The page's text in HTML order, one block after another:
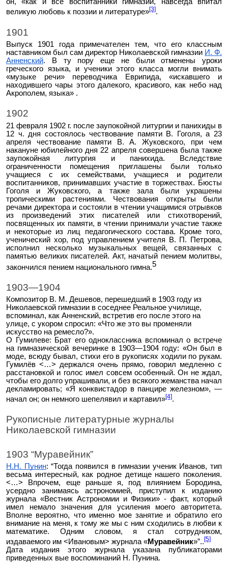
он, «как и все воспитанники гимназии, навсегда впитал
великую любовь к поэзии и литературе»[3].
1901
Выпуск 1901 года примечателен тем, что его классным
наставником был сам директор Николаевской гимназии И. Ф.
Анненский. В ту пору еще не были отменены уроки
греческого языка, и ученики этого класса могли внимать
«музыке речи» переводчика Еврипида, «искавшего и
находившего чары этого далекого, красивого, как небо над
Акрополем, языка» .
1902
21 февраля 1902 г. после заупокойной литургии и панихиды в
12 ч. дня состоялось чествование памяти В. Гоголя, а 23
апреля чествование памяти В. А. Жуковского, при чем
накануне юбилейного дня 22 апреля совершена была также
заупокойная литургия и панихида. Вследствие
ограниченности помещения приглашены были только
учащиеся с их семействами, учащиеся и родители
воспитанников, принимавших участие в торжествах. Бюсты
Гоголя и Жуковского, а также зала были украшены
тропическими растениями. Чествования открыты были
речами директора и состояли в чтении учащимися отрывков
из произведений этих писателей или стихотворений,
посвященных их памяти, в чтении принимали участие также
и некоторые из лиц педагогического состава. Кроме того,
ученический хор, под управлением учителя В. П. Петрова,
исполнил несколько музыкальных вещей, связанных с
памятью великих писателей. Акт, начатый пением молитвы,
закончился пением национального гимна.5
1903—1904
Композитор В. М. Дешевов, перешедший в 1903 году из
Николаевской гимназии в соседнее Реальное училище,
вспоминал, как Анненский, встретив его после этого на
улице, с укором спросил: «Что же это вы променяли
искусство на ремесло?».
О Гумилеве: Брат его одноклассника вспоминал о встрече
на гимназической вечеринке в 1903—1904 году: «Он был в
моде, всюду бывал, стихи его в рукописях ходили по рукам.
Гумилёв <…> держался очень прямо, говорил медленно с
расстановкой и голос имел совсем особенный. Он не ждал,
чтобы его долго упрашивали, и без всякого жеманства начал
декламировать; «Я конквистадор в панцире железном», —
начал он; он немного шепелявил и картавил»[4].
Рукописные литературные журналы
Николаевской гимназии
1903 “Муравейник”
Н.Н. Пунин: “Тогда появился в гимназии ученик Иванов, тип
весьма интересный, как родное детище нашего поколения.
<…> Впрочем, еще раньше я, под влиянием Бородина,
усердно занимаясь астрономией, приступил к изданию
журнала «Вестник Астрономии и Физики» - факт, который
имел немало значения для усиления моего авторитета.
Вполне вероятно, что именно мое занятие и обратило его
внимание на меня, к тому же мы с ним сходились в любви к
математике. Одним словом, я стал сотрудником,
издаваемого им <Ивановым> журнала «Муравейник»”..[5]
Дата издания этого журнала указана публикаторами
приведенных вые воспоминаний Н. Пунина.